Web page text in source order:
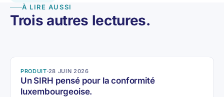
À LIRE AUSSI
Trois autres lectures.
PRODUIT 28 JUIN 2026
Un SIRH pensé pour la conformité
luxembourgeoise.